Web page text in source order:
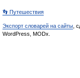
👣 Путешествия
Экспорт словарей на сайты ,
WordPress, MODx.